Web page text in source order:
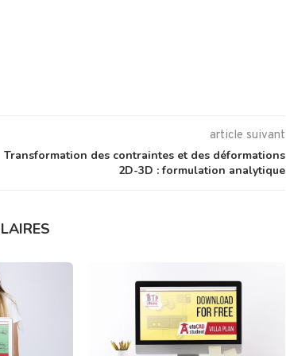
article suivant
Transformation des contraintes et des déformations
2D-3D : formulation analytique